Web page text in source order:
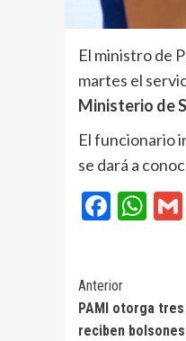
El ministro de
martes el
Ministerio de
El funcionario
se dará a
de
Anterior
PAMI otorga
reciben